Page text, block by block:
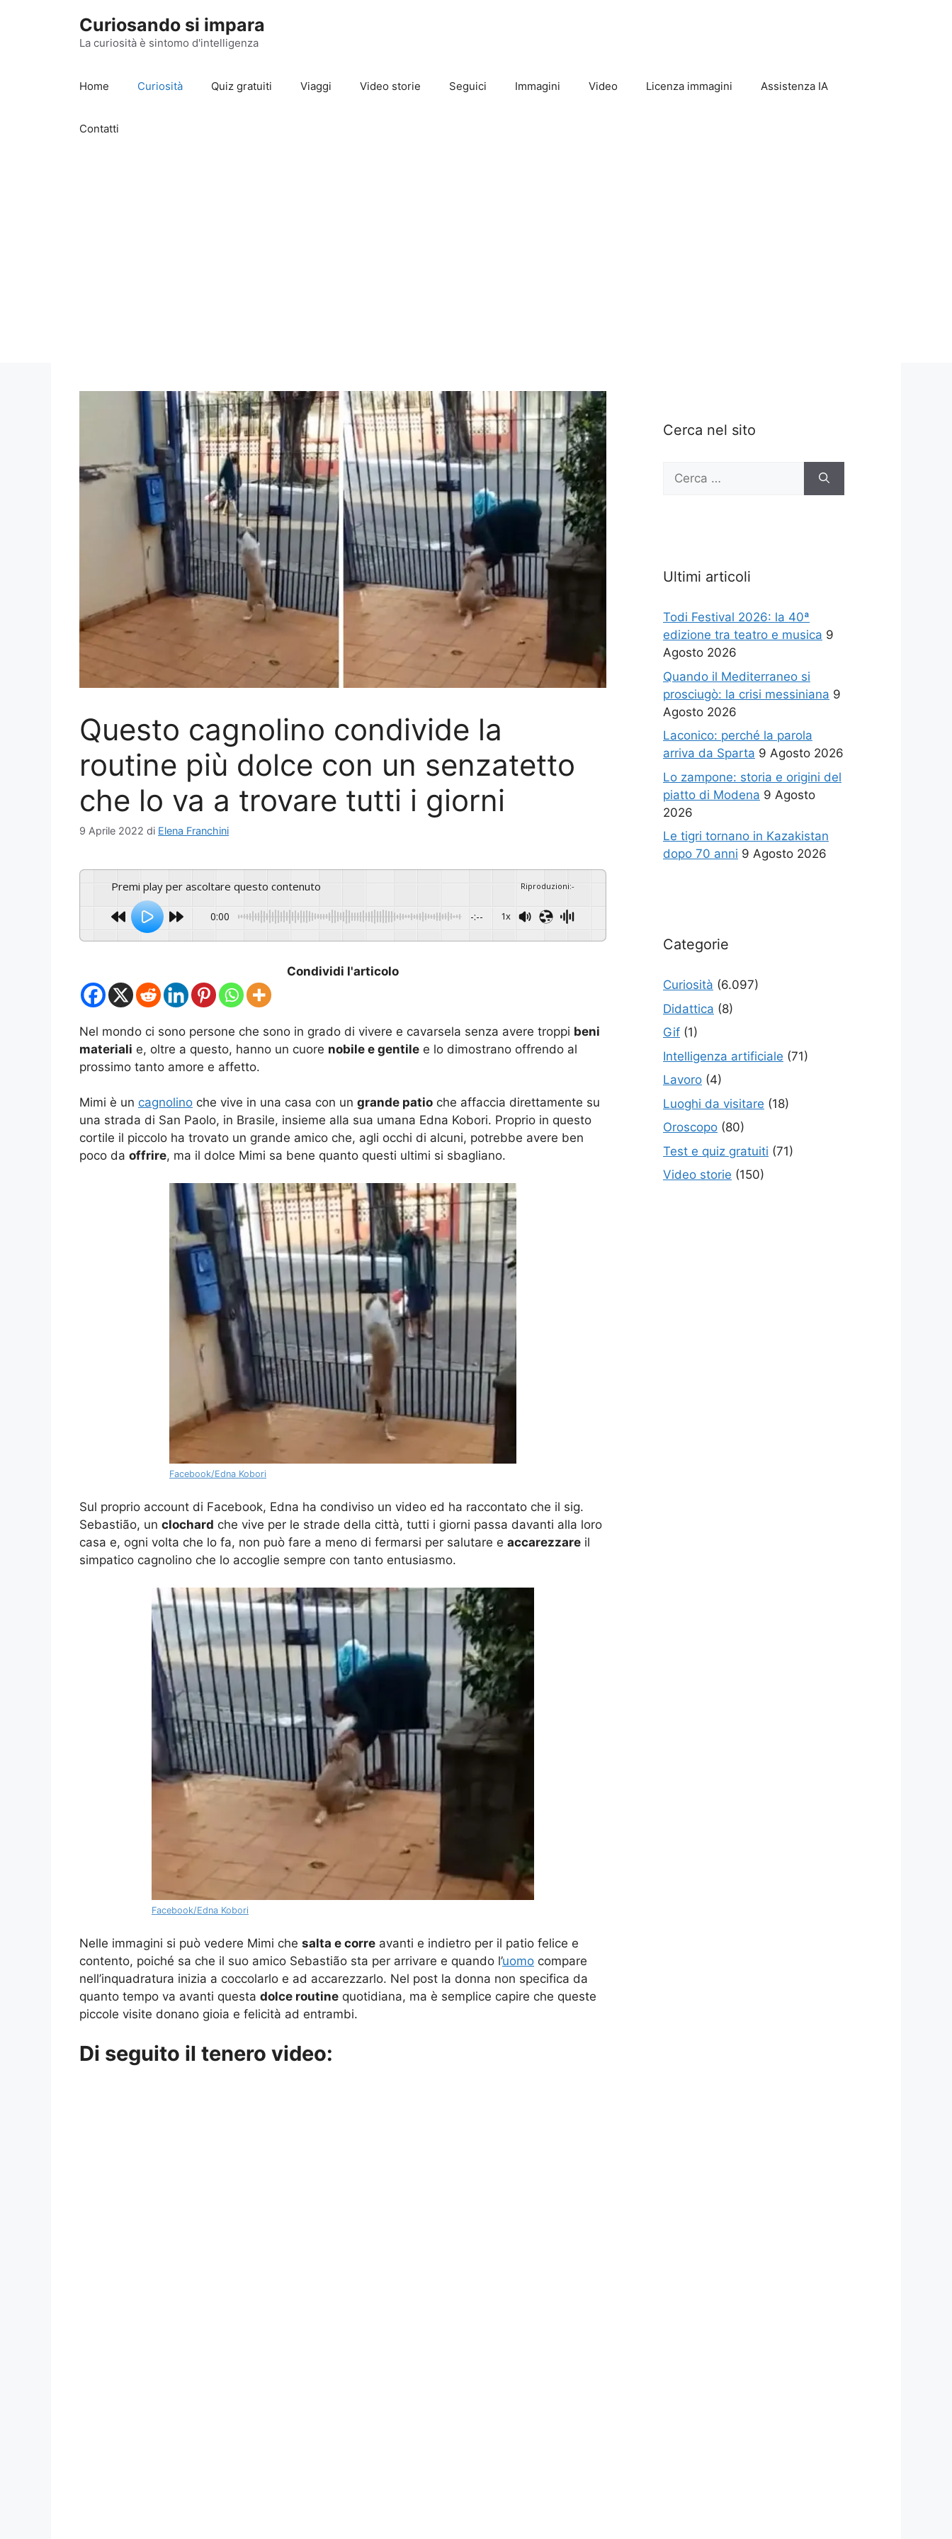
Curiosando si impara
La curiosità è sintomo d'intelligenza
Home Curiosità Quiz gratuiti Viaggi Video storie Seguici Immagini Video Licenza immagini Assistenza IA
Contatti
Questo cagnolino condivide la
routine più dolce con un senzatetto
che lo va a trovare tutti i giorni
9 Aprile 2022 di Elena Franchini
Premi play per ascoltare questo contenuto Riproduzioni:-
0:00 -:-- 1x
Condividi l'articolo
Nel mondo ci sono persone che sono in grado di vivere e cavarsela senza avere troppi beni
materiali e, oltre a questo, hanno un cuore nobile e gentile e lo dimostrano offrendo al
prossimo tanto amore e affetto.
Mimi è un cagnolino che vive in una casa con un grande patio che affaccia direttamente su
una strada di San Paolo, in Brasile, insieme alla sua umana Edna Kobori. Proprio in questo
cortile il piccolo ha trovato un grande amico che, agli occhi di alcuni, potrebbe avere ben
poco da offrire, ma il dolce Mimi sa bene quanto questi ultimi si sbagliano.
Facebook/Edna Kobori
Sul proprio account di Facebook, Edna ha condiviso un video ed ha raccontato che il sig.
Sebastião, un clochard che vive per le strade della città, tutti i giorni passa davanti alla loro
casa e, ogni volta che lo fa, non può fare a meno di fermarsi per salutare e accarezzare il
simpatico cagnolino che lo accoglie sempre con tanto entusiasmo.
Facebook/Edna Kobori
Nelle immagini si può vedere Mimi che salta e corre avanti e indietro per il patio felice e
contento, poiché sa che il suo amico Sebastião sta per arrivare e quando l’uomo compare
nell’inquadratura inizia a coccolarlo e ad accarezzarlo. Nel post la donna non specifica da
quanto tempo va avanti questa dolce routine quotidiana, ma è semplice capire che queste
piccole visite donano gioia e felicità ad entrambi.
Di seguito il tenero video:
Cerca nel sito
Ricerca
Ultimi articoli
Todi Festival 2026: la 40ª
edizione tra teatro e musica 9
Agosto 2026
Quando il Mediterraneo si
prosciugò: la crisi messiniana 9
Agosto 2026
Laconico: perché la parola
arriva da Sparta 9 Agosto 2026
Lo zampone: storia e origini del
piatto di Modena 9 Agosto
2026
Le tigri tornano in Kazakistan
dopo 70 anni 9 Agosto 2026
Categorie
Curiosità (6.097)
Didattica (8)
Gif (1)
Intelligenza artificiale (71)
Lavoro (4)
Luoghi da visitare (18)
Oroscopo (80)
Test e quiz gratuiti (71)
Video storie (150)